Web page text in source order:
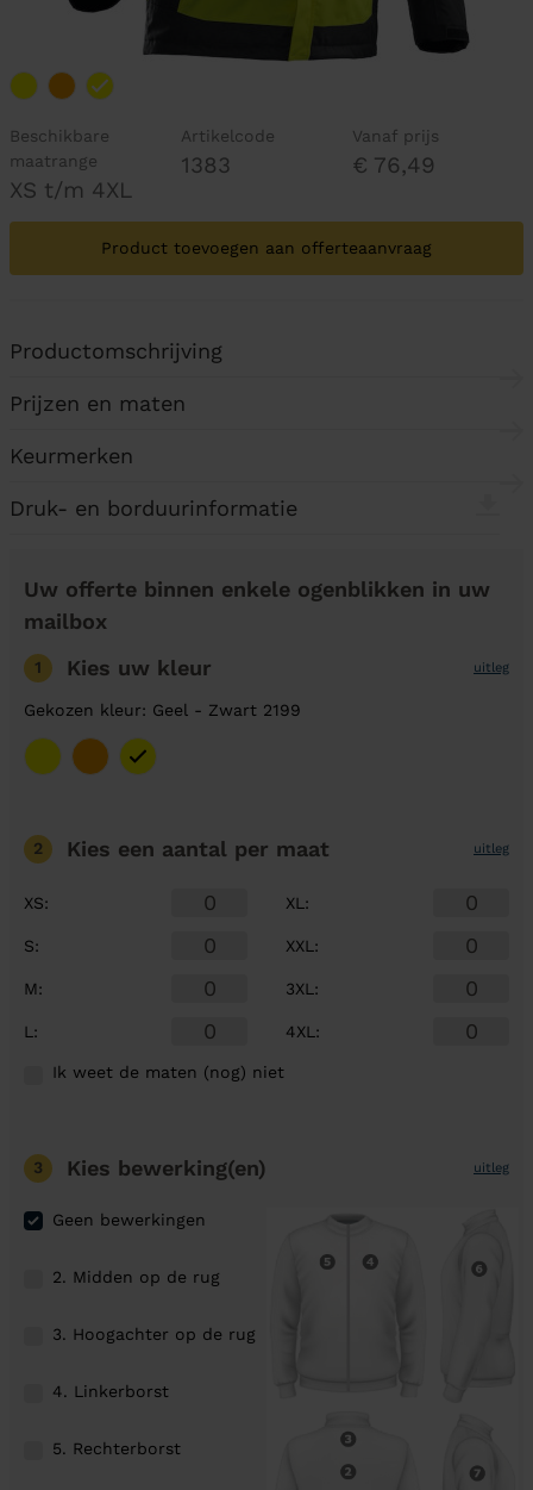
Beschikbare
maatrange
XS t/m 4XL
Artikelcode
1383
Vanaf prijs
€ 76,49
Product toevoegen aan offerteaanvraag
Productomschrijving
Prijzen en maten
Keurmerken
Druk- en borduurinformatie
Uw offerte binnen enkele ogenblikken in uw
mailbox
1 Kies uw kleur uitleg
Gekozen kleur: Geel - Zwart 2199
2 Kies een aantal per maat uitleg
XS:
S:
M:
L :
XL :
XXL :
3XL :
4XL :
Ik weet de maten (nog) niet
3 Kies bewerking(en) uitleg
Geen bewerkingen
2. Midden op de rug
3. Hoogachter op de rug
4. Linkerborst
5. Rechterborst